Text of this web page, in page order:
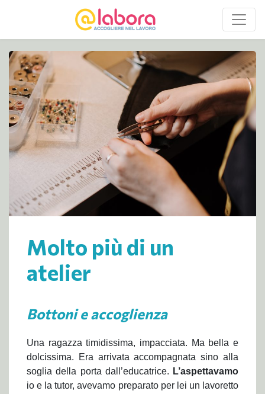
Navigazione principale
Molto più di un
atelier
Bottoni e accoglienza
Una ragazza timidissima, impacciata. Ma bella e
dolcissima. Era arrivata accompagnata sino alla
soglia della porta dall’educatrice. L’aspettavamo
io e la tutor, avevamo preparato per lei un lavoretto